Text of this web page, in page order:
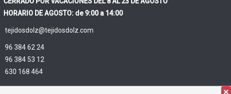
HORARIO DE AGOSTO: de 9:00 a 14:00
tejidosdolz@tejidosdolz.com
96 384 62 24
96 384 53 12
630 168 464